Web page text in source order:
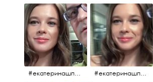
#екатеринашпица #шпица @ekaterinashpitsa #екатеринашпица #шпица @ekaterinashpitsa